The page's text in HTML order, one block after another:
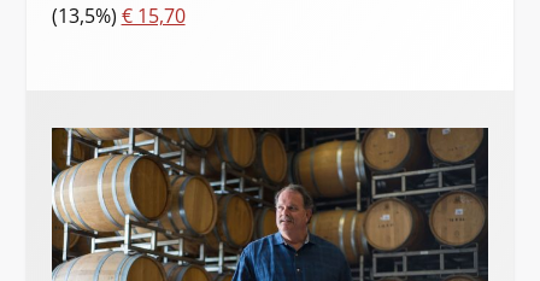
(13,5%) € 15,70